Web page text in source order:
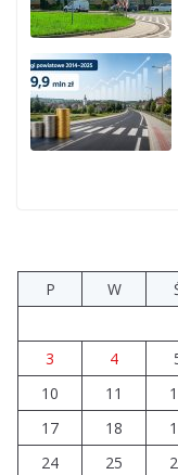
Szkoła we
Prawie 20 tys. zł
mimo
P
W
3
4
10
11
17
18
24
25